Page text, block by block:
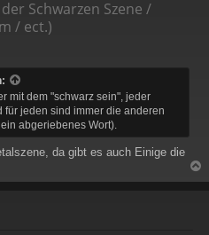
Schwarzen Szene /
/ ect.)
mit dem "schwarz sein", jeder
jeden sind immer die anderen
abgeriebenes Wort).
da gibt es auch Einige die
a